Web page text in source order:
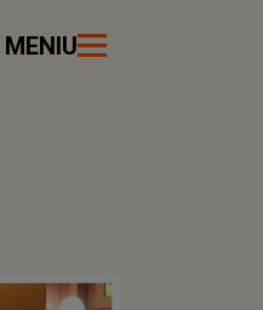
MENIU